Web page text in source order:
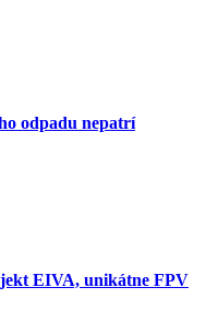
odpadu nepatrí
EIVA, unikátne FPV